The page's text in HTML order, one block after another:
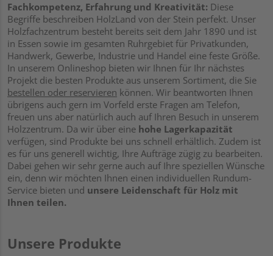
Fachkompetenz, Erfahrung und Kreativität: Diese
Begriffe beschreiben HolzLand von der Stein perfekt. Unser
Holzfachzentrum besteht bereits seit dem Jahr 1890 und ist
in Essen sowie im gesamten Ruhrgebiet für Privatkunden,
Handwerk, Gewerbe, Industrie und Handel eine feste Größe.
In unserem Onlineshop bieten wir Ihnen für Ihr nächstes
Projekt die besten Produkte aus unserem Sortiment, die Sie
bestellen oder reservieren können. Wir beantworten Ihnen
übrigens auch gern im Vorfeld erste Fragen am Telefon,
freuen uns aber natürlich auch auf Ihren Besuch in unserem
Holzzentrum. Da wir über eine hohe Lagerkapazität
verfügen, sind Produkte bei uns schnell erhältlich. Zudem ist
es für uns generell wichtig, Ihre Aufträge zügig zu bearbeiten.
Dabei gehen wir sehr gerne auch auf Ihre speziellen Wünsche
ein, denn wir möchten Ihnen einen individuellen Rundum-
Service bieten und unsere Leidenschaft für Holz mit
Ihnen teilen.
Unsere Produkte